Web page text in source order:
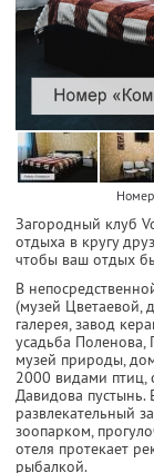
Загородный клуб
отдыха в кругу
чтобы ваш отдых
В
(музей Цветаевой,
галерея, завод
усадьба Поленова,
музей природы,
2000 видами птиц,
Давидова пустынь.
развлекательный
зоопарком,
отеля протекает
рыбалкой.